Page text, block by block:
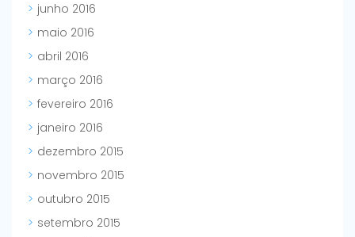
junho 2016
maio 2016
abril 2016
março 2016
fevereiro 2016
janeiro 2016
dezembro 2015
novembro 2015
outubro 2015
setembro 2015